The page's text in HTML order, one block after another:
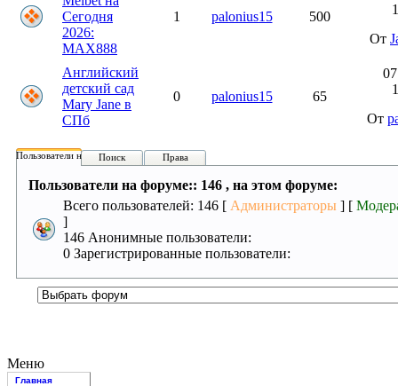
Сегодня
2026:
MAX888
1 palonius15 500
От
Английский
детский сад
Mary Jane в
СПб
0 palonius15 65
От
Пользователи на форуме:
Поиск Права
Пользователи на форуме:: 146 , на этом форуме:
Всего пользователей: 146 [ Администраторы ] [
]
146 Анонимные пользователи:
0 Зарегистрированные пользователи:
Меню
Главная